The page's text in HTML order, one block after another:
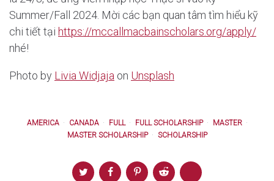
Summer/Fall 2024. Mời các bạn quan tâm tìm hiểu kỹ
chi tiết tại https://mccallmacbainscholars.org/apply/
nhé!
Photo by Livia Widjaja on Unsplash
AMERICA CANADA FULL FULL SCHOLARSHIP
MASTER
MASTER SCHOLARSHIP
SCHOLARSHIP